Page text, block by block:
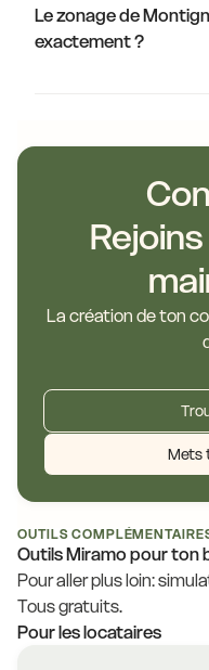
Le zonage de
exactement ?
La création de ton
Mets
OUTILS
Outils Miramo pour ton
Pour aller plus loin:
Tous gratuits.
Pour les locataires